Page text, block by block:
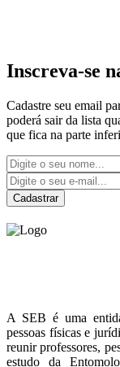
Inscreva-se
Cadastre seu email
poderá sair da lista
que fica na parte
Cadastrar
A SEB é uma
pessoas físicas e
reunir professores,
estudo da